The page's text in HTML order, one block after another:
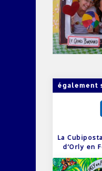
également
La
d’Orly en